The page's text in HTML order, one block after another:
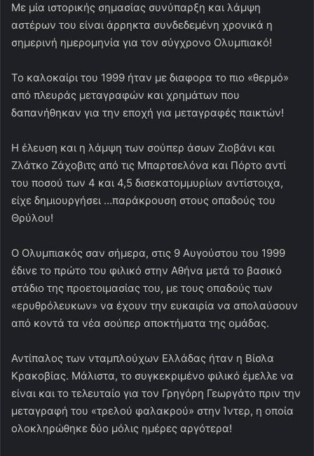
Με μία ιστορικής σημασίας συνύπαρξη και λάμψη
αστέρων του είναι άρρηκτα συνδεδεμένη χρονικά η
σημερινή ημερομηνία για τον σύγχρονο Ολυμπιακό!
Το καλοκαίρι του 1999 ήταν με διαφορα το πιο «θερμό»
από πλευράς μεταγραφών και χρημάτων που
δαπανήθηκαν για την εποχή για μεταγραφές παικτών!
Η έλευση και η λάμψη των σούπερ άσων Zιοβάνι και
Ζλάτκο Ζάχοβιτς από τις Μπαρτσελόνα και Πόρτο αντί
του ποσού των 4 και 4,5 δισεκατομμυρίων αντίστοιχα,
είχε δημιουργήσει …παράκρουση στους οπαδούς του
Θρύλου!
Ο Ολυμπιακός σαν σήμερα, στις 9 Αυγούστου του 1999
έδινε το πρώτο του φιλικό στην Αθήνα μετά το βασικό
στάδιο της προετοιμασίας του, με τους οπαδούς των
«ερυθρόλευκων» να έχουν την ευκαιρία να απολαύσουν
από κοντά τα νέα σούπερ αποκτήματα της ομάδας.
Αντίπαλος των νταμπλούχων Ελλάδας ήταν η Βίσλα
Κρακοβίας. Μάλιστα, το συγκεκριμένο φιλικό έμελλε να
είναι και το τελευταίο για τον Γρηγόρη Γεωργάτο πριν την
μεταγραφή του «τρελού φαλακρού» στην Ίντερ, η οποία
ολοκληρώθηκε δύο μόλις ημέρες αργότερα!